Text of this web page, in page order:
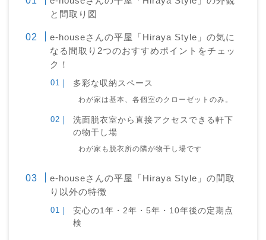
と間取り図
e-houseさんの平屋「Hiraya Style」の気に
なる間取り2つのおすすめポイントをチェッ
ク！
多彩な収納スペース
わが家は基本、各個室のクローゼットのみ。
洗面脱衣室から直接アクセスできる軒下
の物干し場
わが家も脱衣所の隣が物干し場です
e-houseさんの平屋「Hiraya Style」の間取
り以外の特徴
安心の1年・2年・5年・10年後の定期点
検